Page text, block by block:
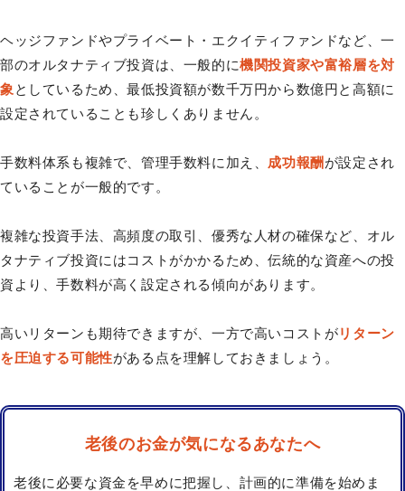
ヘッジファンドやプライベート・エクイティファンドなど、一
部のオルタナティブ投資は、一般的に機関投資家や富裕層を対
象 としているため、最低投資額が数千万円から数億円と高額に
設定されていることも珍しくありません。
手数料体系も複雑で、管理手数料に加え、 成功報酬が設定され
ていることが一般的です。
複雑な投資手法、高頻度の取引、優秀な人材の確保など、オル
タナティブ投資にはコストがかかるため、伝統的な資産への投
資より、手数料が高く設定される傾向があります。
高いリターンも期待できますが、一方で高いコストがリターン
を圧迫する可能性がある点を理解しておきましょう。
老後のお金が気になるあなたへ
老後に必要な資金を早めに把握し、計画的に準備を始めま